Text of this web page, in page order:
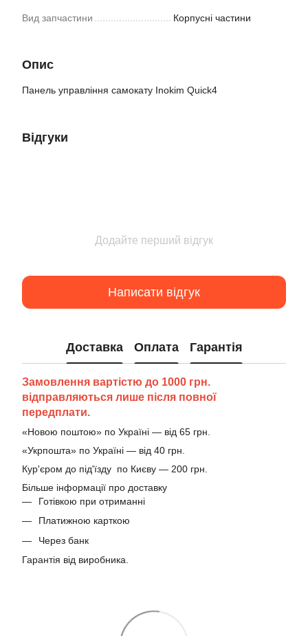
Вид запчастини Корпусні частини
Опис
Панель управління самокату Inokim Quick4
Відгуки
Додайте перший відгук
Написати відгук
Доставка Оплата Гарантія
Замовлення вартістю до 1000 грн.
відправляються лише після повної
передплати.
«Новою поштою» по Україні — від 65 грн.
«Укрпошта» по Україні — від 40 грн.
Кур'єром до під'їзду по Києву — 200 грн.
Більше інформації про доставку
Готівкою при отриманні
Платижною карткою
Через банк
Гарантія від виробника.